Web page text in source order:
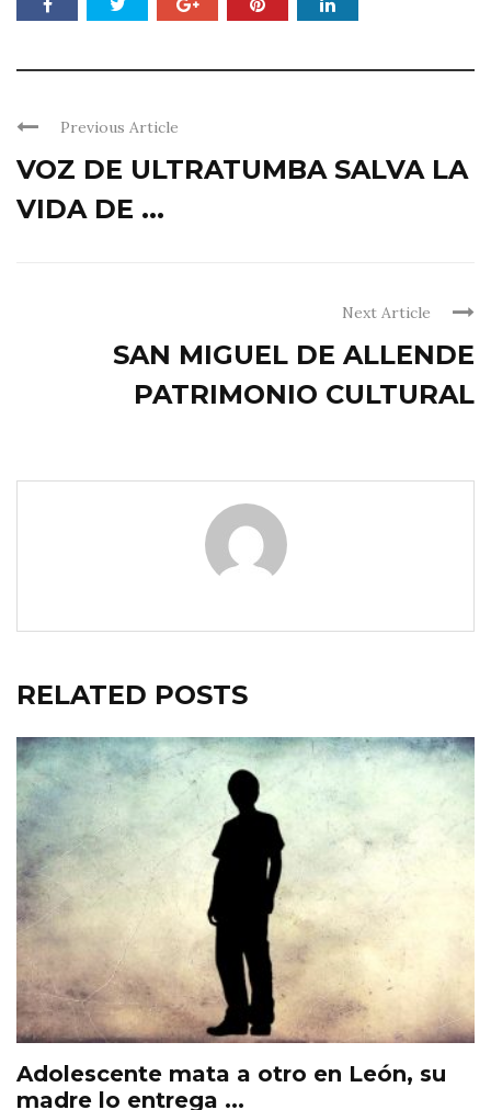
Previous Article
VOZ DE ULTRATUMBA SALVA LA
VIDA DE ...
Next Article
SAN MIGUEL DE ALLENDE
PATRIMONIO CULTURAL
RELATED POSTS
Adolescente mata a otro en León, su
madre lo entrega ...